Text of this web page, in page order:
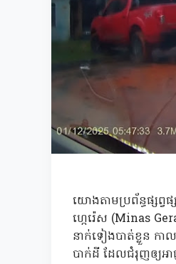
យោងតាមប្រព័ន្ធផ្សព្វ
ហ្កេរ៉េស (Minas
នាក់ទៀងបាត់ខ្លួន កាល
បាក់ដី ដែលជំរុញឲ្យអា